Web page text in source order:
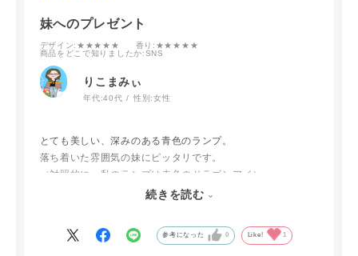
妹へのプレゼント
デザイン:★★★★★ 香り :★★★★★
商品をどこで知りましたか:SNS
りこまみぃ
年代:40代 性別:女性
とても美しい、深みのある青色のランプ。
落ち着いた雰囲気の妹にピッタリです。
（対照的に、私のランプは赤色のドラゴンアイ）
海を想像させるディープシーの青色も良いなと思いました。
続きを読む
参考になった 0 Like! 1